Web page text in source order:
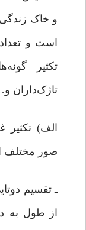
است و
تکثیر
صور
از طول به